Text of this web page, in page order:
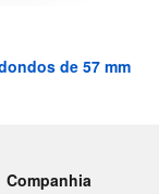
de 57 mm
Companhia